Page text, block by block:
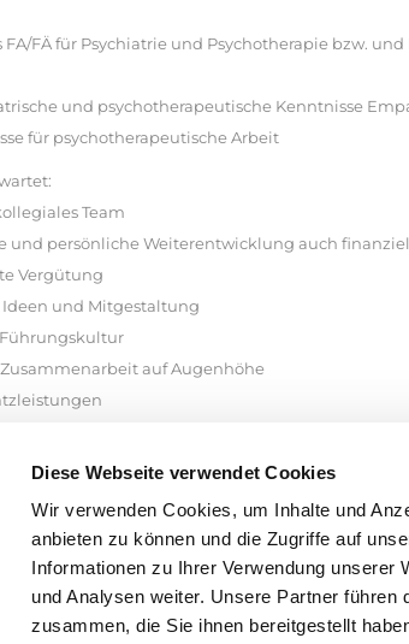
Diese Webseite verwendet Cookies
Wir verwenden Cookies, um Inhalte und
anbieten zu können und die Zugriffe auf
Informationen zu Ihrer Verwendung unserer
und Analysen weiter. Unsere Partner
zusammen, die Sie ihnen bereitgestellt
FÄ für Psychiatrie und Psychotherapie bzw.
und psychotherapeutische Kenntnisse
für psychotherapeutische Arbeit
Team
und persönliche Weiterentwicklung auch
Vergütung
Ideen und Mitgestaltung
auf Augenhöhe